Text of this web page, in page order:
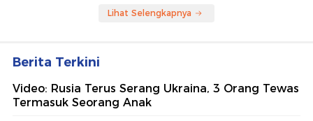
Lihat Selengkapnya
Berita Terkini
Video: Rusia Terus Serang Ukraina, 3 Orang Tewas
Termasuk Seorang Anak